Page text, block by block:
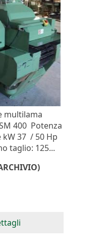
multilama
400 Potenza
37 / 50 Hp
taglio: 125...